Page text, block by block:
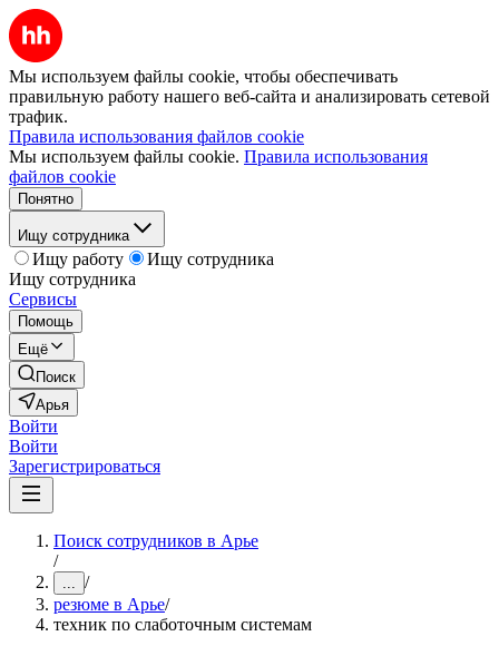
Мы используем файлы cookie, чтобы обеспечивать
правильную работу нашего веб-сайта и анализировать сетевой
трафик.
Правила использования файлов cookie
Мы используем файлы cookie. Правила использования
файлов cookie
Понятно
Ищу сотрудника
Ищу работу
Ищу сотрудника
Ищу сотрудника
Сервисы
Помощь
Ещё
Поиск
Арья
Войти
Войти
Зарегистрироваться
Поиск сотрудников в Арье
/
... /
резюме в Арье/
техник по слаботочным системам